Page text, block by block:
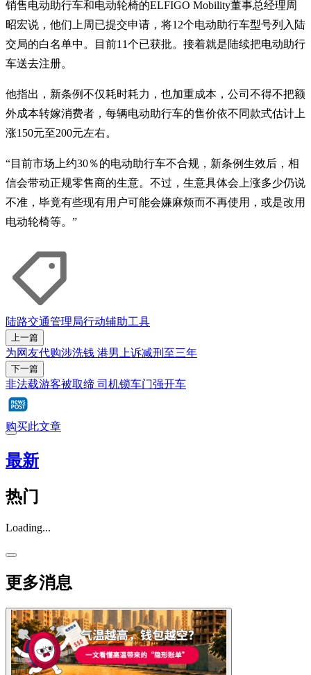
销售电动助行车和电动轮椅的ELFIGO Mobility董事总经理周
昭宏说，他们上周已提交申请，将12个电动助行车型号列入陆
交局的白名单中。目前11个已获批。接着就是陆续把电动助行
车送去注册。
他指出，新条例不仅耗时耗力，也加重成本，公司不得不把额
外成本转嫁消费者，每辆电动助行车的售价依不同款式估计上
涨150元至200元左右。
“目前市场上约30％的电动助行车不合规，新条例生效后，相
信会带动正规零售商的生意。不过，生意具体会上涨多少仍说
不准，毕竟有些现有用户可能会嫌麻烦而不再使用，或是改用
电动轮椅等。”
陆路交通管理局行动辅助工具
上一篇
为网友代购涉洗钱 港男上诉减刑至三年
下一篇
非法载游客被取缔 司机锁车门强开车
购买此文章
最新
热门
Loading...
更多消息